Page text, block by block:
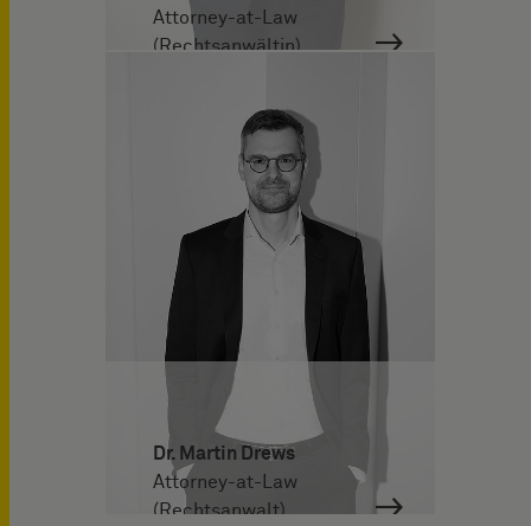
Attorney-at-Law
(Rechtsanwältin)
Dr. Martin Drews
Attorney-at-Law
(Rechtsanwalt)